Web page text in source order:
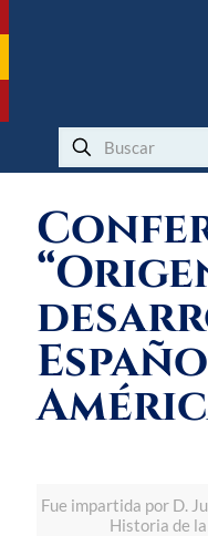
Fue impartida por D.
Historia de